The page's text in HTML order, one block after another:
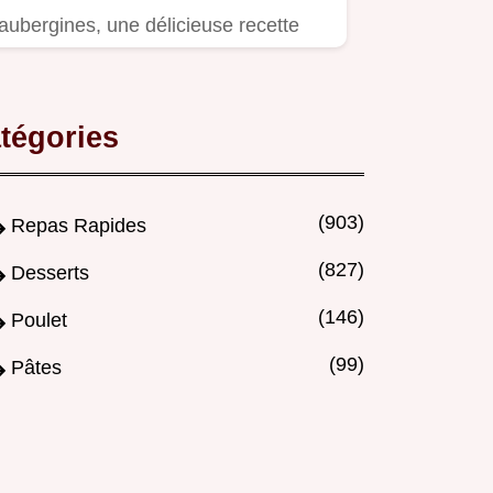
une délicieuse recette
Repas Rapides (903)
Desserts (827)
Poulet (146)
Pâtes (99)